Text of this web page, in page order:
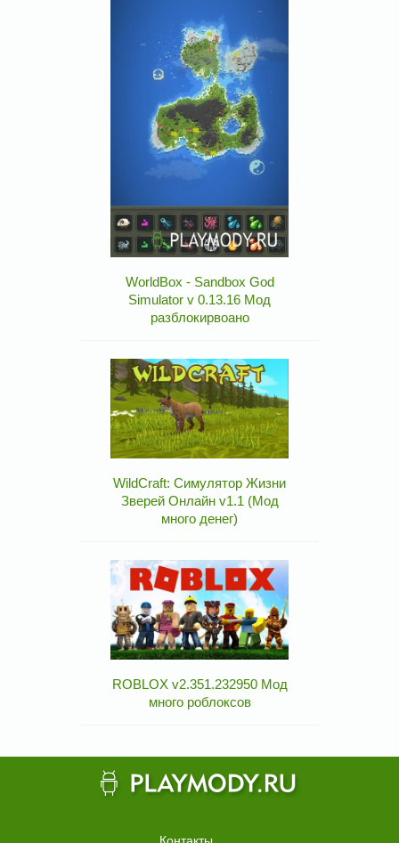
WorldBox - Sandbox God
Simulator v 0.13.16 Мод
разблокирвоано
WildCraft: Симулятор Жизни
Зверей Онлайн v1.1 (Мод
много денег)
ROBLOX v2.351.232950 Мод
много роблоксов
Контакты